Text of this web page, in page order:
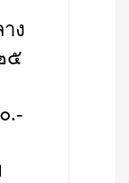
ง
๕
.-